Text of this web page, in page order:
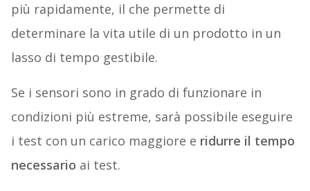
più rapidamente, il che permette di
determinare la vita utile di un prodotto in un
lasso di tempo gestibile.
Se i sensori sono in grado di funzionare in
condizioni più estreme, sarà possibile eseguire
i test con un carico maggiore e ridurre il tempo
necessario ai test.